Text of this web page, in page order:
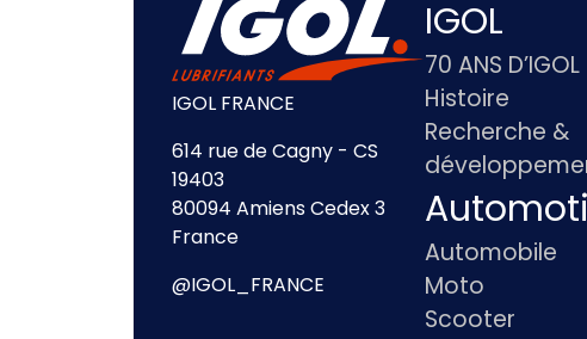
IGOL FRANCE
614 rue de Cagny - CS
19403
80094 Amiens Cedex 3
France
@IGOL_FRANCE
IGOL
70 ANS D’IGOL
Histoire
Recherche &
Automobile
Moto
Scooter